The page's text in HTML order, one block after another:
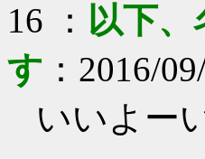
16 ： 以下
す ： 2016/
いいよー